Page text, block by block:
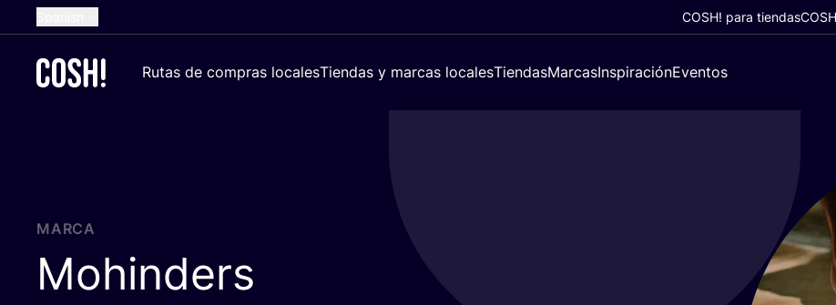
Dutch
COSH! para tiendas
Rutas de compras localesTiendas y marcas localesTiendasMarcasInspiraciónEventos
MARCA
Mohinders